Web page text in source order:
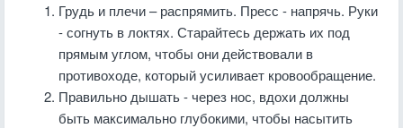
Грудь и плечи – распрямить. Пресс - напрячь. Руки
- согнуть в локтях. Старайтесь держать их под
прямым углом, чтобы они действовали в
противоходе, который усиливает кровообращение.
Правильно дышать - через нос, вдохи должны
быть максимально глубокими, чтобы насытить